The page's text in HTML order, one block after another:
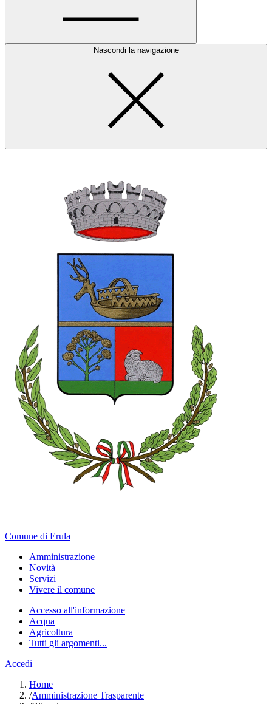
Nascondi la navigazione
Comune di Erula
Amministrazione
Novità
Servizi
Vivere il comune
Accesso all'informazione
Acqua
Agricoltura
Tutti gli argomenti...
Accedi
Home
/Amministrazione Trasparente